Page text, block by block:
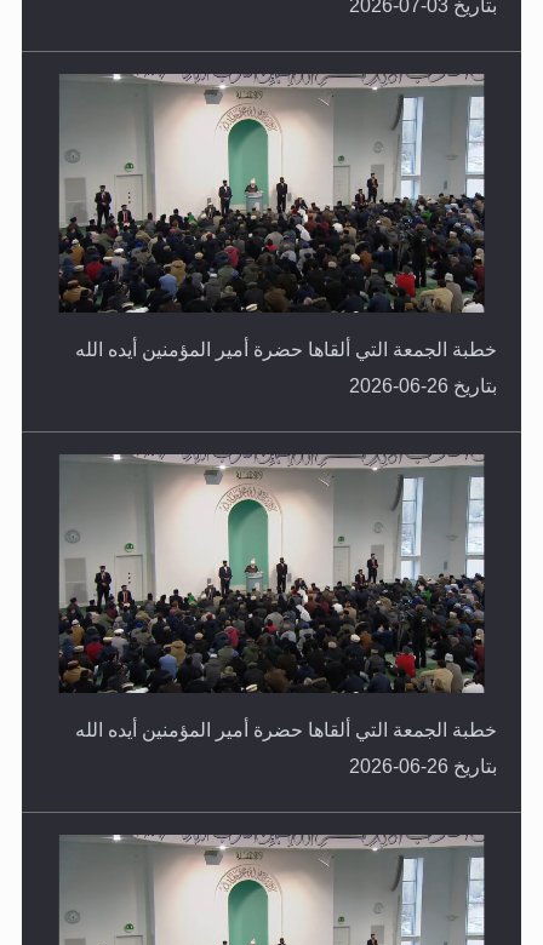
بتاريخ 03-07-2026
خطبة الجمعة التي ألقاها حضرة أمير المؤمنين أيده الله
بتاريخ 26-06-2026
خطبة الجمعة التي ألقاها حضرة أمير المؤمنين أيده الله
بتاريخ 26-06-2026